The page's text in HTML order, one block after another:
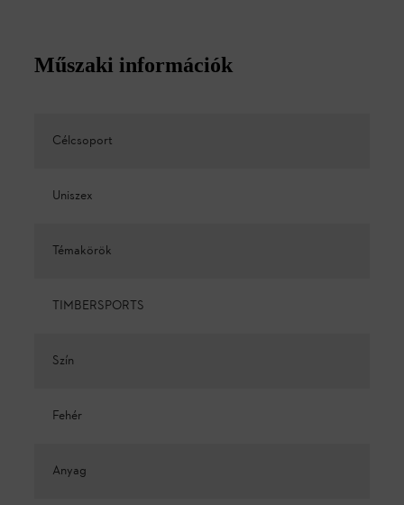
Műszaki információk
Célcsoport
Uniszex
Témakörök
TIMBERSPORTS
Szín
Fehér
Anyag